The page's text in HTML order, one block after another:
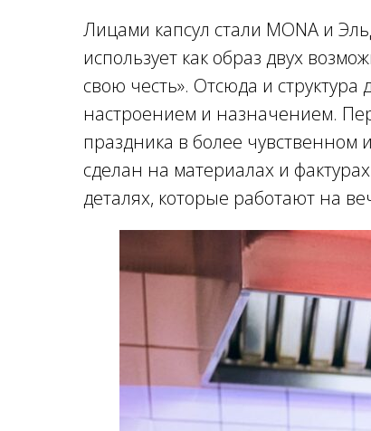
Лицами капсул стали MONA и
использует как образ двух
свою честь». Отсюда и
настроением и назначением.
праздника в более чувственном
сделан на материалах и
деталях, которые работают на